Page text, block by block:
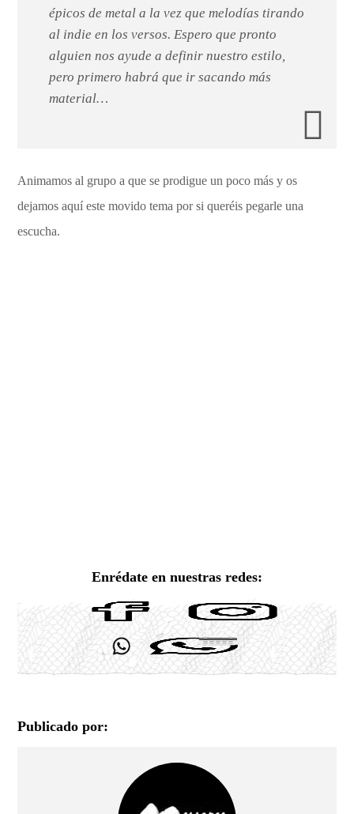
épicos de metal a la vez que melodías tirando
al indie en los versos. Espero que pronto
alguien nos ayude a definir nuestro estilo,
pero primero habrá que ir sacando más
material…
Animamos al grupo a que se prodigue un poco más y os
dejamos aquí este movido tema por si queréis pegarle una
escucha.
Enrédate en nuestras redes:
Publicado por: